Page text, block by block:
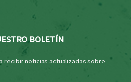
BOLETÍN
recibir noticias actualizadas sobre